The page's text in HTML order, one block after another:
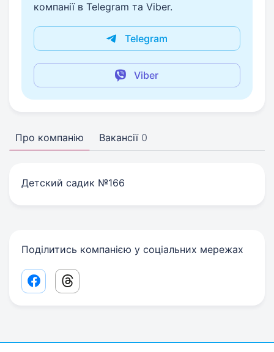
компанії в Telegram та Viber.
Telegram
Viber
Про компанію Вакансії 0
Детский садик №166
Поділитись компанією у соціальних мережах
Facebook share link
Threads share link